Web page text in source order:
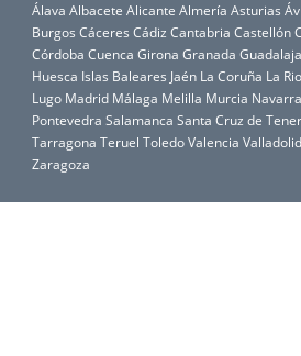
Álava Albacete Alicante Almería Asturias
Burgos Cáceres Cádiz Cantabria Castellón
Córdoba Cuenca Girona Granada
Huesca Islas Baleares Jaén La Coruña La
Lugo Madrid Málaga Melilla Murcia Navarra
Pontevedra Salamanca Santa Cruz de
Tarragona Teruel ToledoValencia Valladolid
Zaragoza